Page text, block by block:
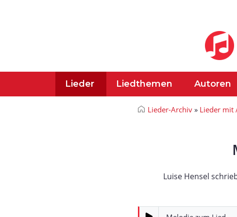
Lieder Liedthemen Autoren
Lieder-Archiv » Lieder mit
Luise Hensel